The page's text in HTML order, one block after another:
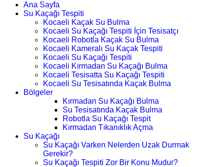
Ana Sayfa
Su Kaçağı Tespiti
Kocaeli Kaçak Su Bulma
Kocaeli Su Kaçağı Tespiti İçin Tesisatçı
Kocaeli Robotla Kaçak Su Bulma
Kocaeli Kameralı Su Kaçak Tespiti
Kocaeli Su Kaçağı Tespiti
Kocaeli Kırmadan Su Kaçağı Bulma
Kocaeli Tesisatta Su Kaçağı Tespiti
Kocaeli Su Tesisatında Kaçak Bulma
Bölgeler
Kırmadan Su Kaçağı Bulma
Su Tesisatında Kaçak Bulma
Robotla Su Kaçağı Tespit
Kırmadan Tıkanıklık Açma
Su Kaçağı
Su Kaçağı Varken Nelerden Uzak Durmak
Gerekir?
Su Kaçağı Tespiti Zor Bir Konu Mudur?